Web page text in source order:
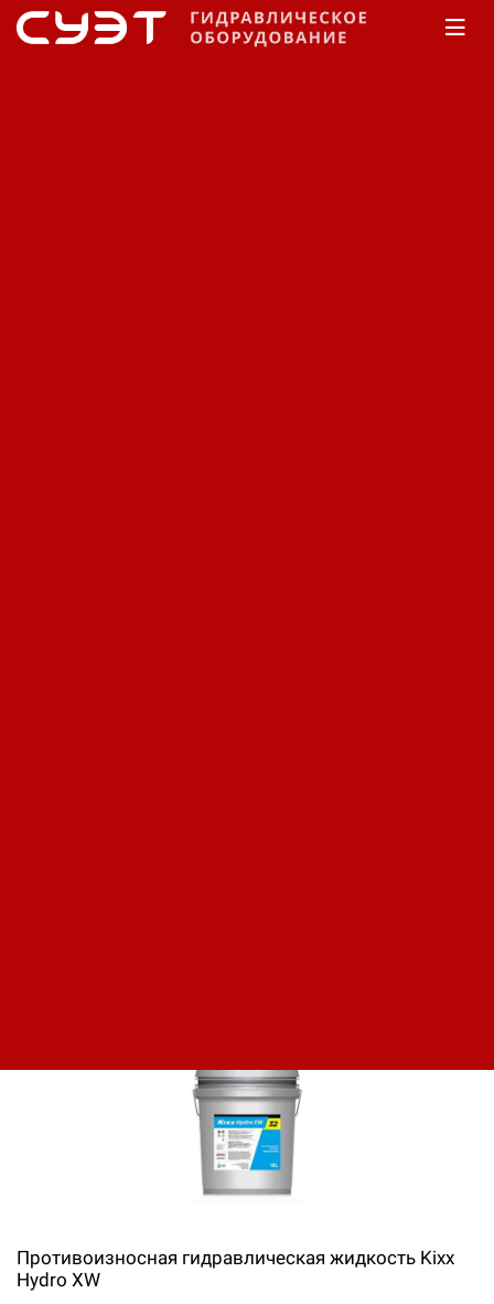
Противоизносная гидравлическая жидкость Kixx
Hydro XW